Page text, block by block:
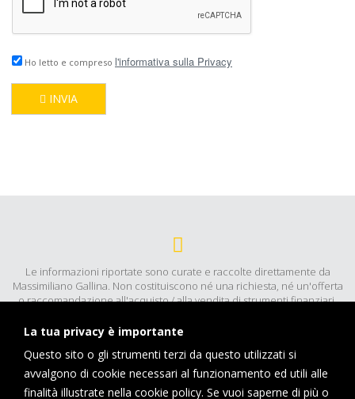
La tua privacy è importante
Questo sito o gli strumenti terzi da questo utilizzati si
avvalgono di cookie necessari al funzionamento ed utili alle
finalità illustrate nella cookie policy. Se vuoi saperne di più o
Ho letto e compreso l'informativa sulla Privacy
INVIA
Le informazioni riportate sono curate e raccolte direttamente da
Massimiliano Gallina. Non costituiscono né una richiesta, né un'offerta
o raccomandazione all'acquisto / alla vendita di strumenti finanziari,
un'altra operazione di investimento. Queste informazioni hanno
carattere unicamente illustrativo.